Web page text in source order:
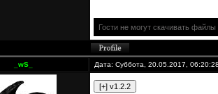
Гости не могут скачивать файлы
_wS_ Дата: Суббота, 20.05.2017,